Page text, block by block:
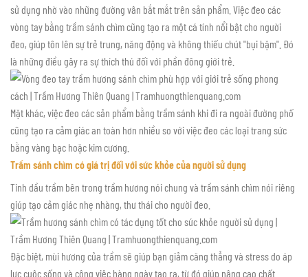
sử dụng nhờ vào những đường vân bắt mắt trên sản phẩm. Việc đeo các
vòng tay bằng trầm sánh chìm cũng tạo ra một cá tính nổi bật cho người
đeo, giúp tôn lên sự trẻ trung, năng động và không thiếu chút "bụi bặm". Đó
là những điều gây ra sự thích thú đối với phần đông giới trẻ.
Mặt khác, việc đeo các sản phẩm bằng trầm sánh khi đi ra ngoài đường phố
cũng tạo ra cảm giác an toàn hơn nhiều so với việc đeo các loại trang sức
bằng vàng bạc hoặc kim cương.
Trầm sánh chìm có giá trị đối với sức khỏe của người sử dụng
Tinh dầu trầm bên trong trầm hương nói chung và trầm sánh chìm nói riêng
giúp tạo cảm giác nhẹ nhàng, thư thái cho người đeo.
Đặc biệt, mùi hương của trầm sẽ giúp bạn giảm căng thẳng và stress do áp
lực cuộc sống và công việc hàng ngày tạo ra, từ đó giúp nâng cao chất